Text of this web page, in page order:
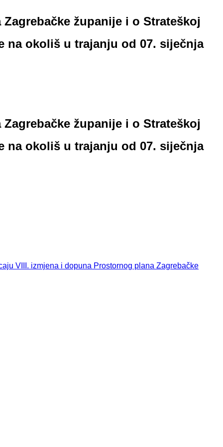
županije i o Strateškoj
na okoliš u trajanju od 07. siječnja
županije i o Strateškoj
na okoliš u trajanju od 07. siječnja
VIII. izmjena i dopuna Prostornog plana Zagrebačke